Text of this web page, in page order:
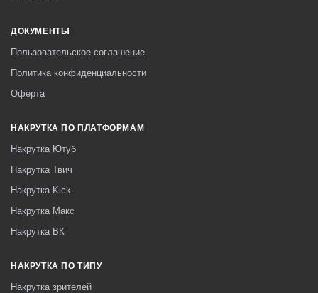
ДОКУМЕНТЫ
Пользовательское соглашение
Политика конфиденциальности
Оферта
НАКРУТКА ПО ПЛАТФОРМАМ
Накрутка Ютуб
Накрутка Твич
Накрутка Kick
Накрутка Макс
Накрутка ВК
НАКРУТКА ПО ТИПУ
Накрутка зрителей